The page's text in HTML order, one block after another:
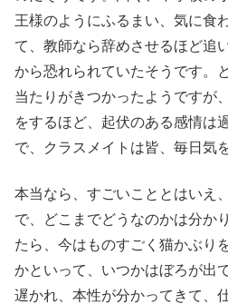
王様のようにふるまい、気に食
て、教師なら辞めさせるほど追
から恐れられていたそうです。
当たりがきつかったようですが
をするほど、起伏のある感情は
で、クラスメイトは皆、毎日気
本当なら、すごいこととはいえ
で、どこまでどうなのかは分か
たら、今はものすごく猫かぶり
かといって、いつかはぼろが出
遅かれ、本性が分かってきて、